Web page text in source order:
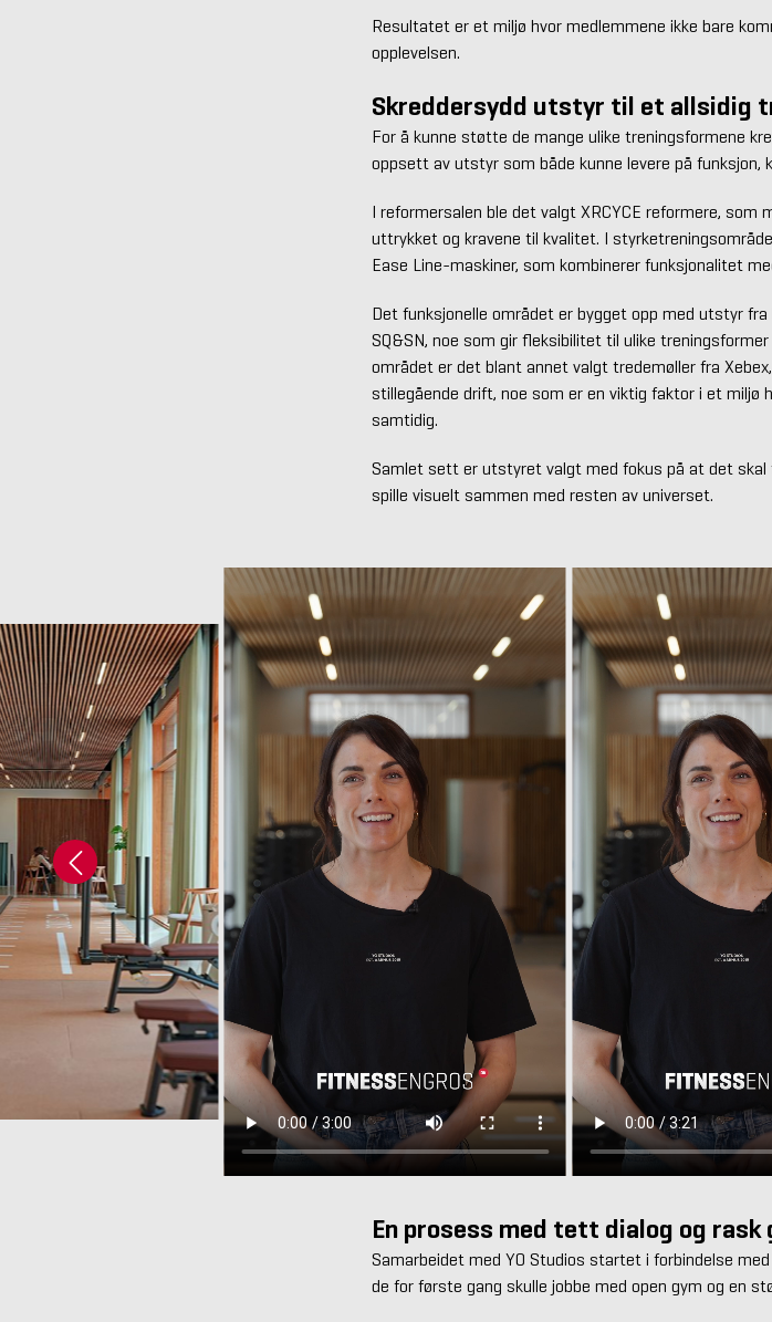
Resultatet er et miljø hvor medlemmene ikke bare
opplevelsen.
Skreddersydd utstyr til et allsidig
For å kunne støtte de mange ulike treningsformene
oppsett av utstyr som både kunne levere på funksjon,
I reformersalen ble det valgt XRCYCE reformere, som
uttrykket og kravene til kvalitet. I
Ease Line-maskiner, som kombinerer funksjonalitet
Det funksjonelle området er bygget opp med utstyr
SQ&SN, noe som gir fleksibilitet til ulike treningsformer
området er det blant annet valgt tredemøller fra
stillegående drift, noe som er en viktig faktor i et miljø
samtidig.
Samlet sett er utstyret valgt med fokus på at det skal
spille visuelt sammen med resten av universet.
En prosess med tett dialog og
Samarbeidet med YO Studios startet i forbindelse
de for første gang skulle jobbe med open gym og en